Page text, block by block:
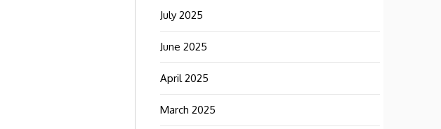
July 2025
June 2025
April 2025
March 2025